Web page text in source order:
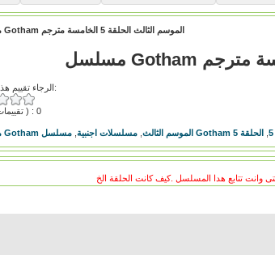
مسلسل Gotham الموسم الثالث الحلقة 5 الخامسة مترجم
الرجاء تقييم هذا الفيديو:
( تقييمات ) : 0
مسلسل Gotham الموسم الثالث مسلسلات اجنبية الحلقة 5